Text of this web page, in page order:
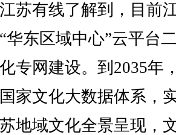
有线了解到，目前
华东区域中心”云平台
专网建设。到2035年
家文化大数据体系，
地域文化全景呈现，